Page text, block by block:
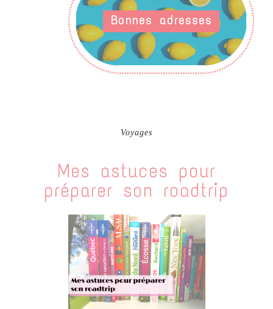
Bonnes adresses
Voyages
Mes astuces pour
préparer son roadtrip